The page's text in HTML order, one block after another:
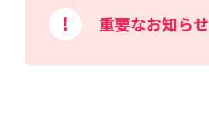
重要なお知らせ